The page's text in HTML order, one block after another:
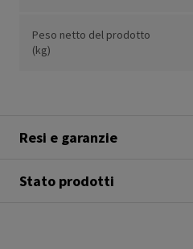
Peso netto del prodotto
(kg)
Resi e garanzie
Stato prodotti